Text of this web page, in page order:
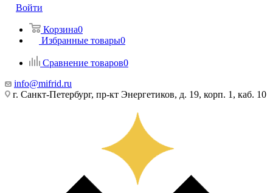
Войти
Корзина0
Избранные товары0
Сравнение товаров0
info@mifrid.ru
г. Санкт-Петербург, пр-кт Энергетиков, д. 19, корп. 1, каб. 10